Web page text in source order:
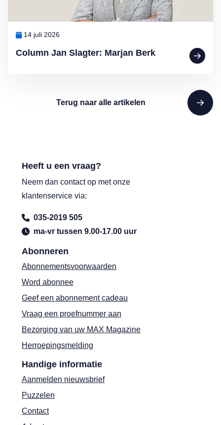
Column Jan Slagter: Marjan Berk
14 juli 2026
Terug naar alle artikelen
Abonneren
Abonnementsvoorwaarden
Word abonnee
Geef een abonnement cadeau
Vraag een proefnummer aan
Bezorging van uw MAX Magazine
Herroepingsmelding
Handige informatie
Aanmelden nieuwsbrief
Puzzelen
Contact
Heeft u een vraag?
Neem dan contact op met onze
klantenservice via:
035-2019 505
ma-vr tussen 9.00-17.00 uur